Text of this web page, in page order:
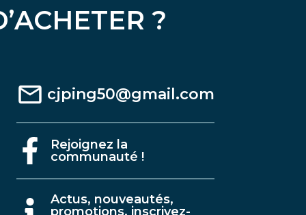
?
cjping50@gmail.com
Rejoignez la
communauté !
Actus, nouveautés,
promotions, inscrivez-